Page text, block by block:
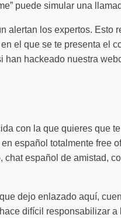
puede simular una
alertan los expertos. Esto
el que se te presenta el
hackeado nuestra
con la que quieres que
español totalmente free
español de amistad,
dejo enlazado aquí,
difícil responsabilizar